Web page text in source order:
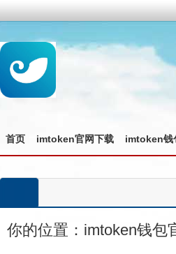
首页 imtoken官网下载 imtoken钱
你的位置： imtoken钱包